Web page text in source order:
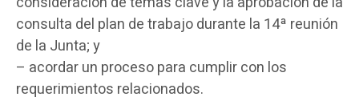
consulta del plan de trabajo durante la 14ª reunión
de la Junta; y
– acordar un proceso para cumplir con los
requerimientos relacionados.